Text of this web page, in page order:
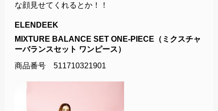
な顔見せてくれるとか！！
ELENDEEK
MIXTURE BALANCE SET ONE-PIECE（ミクスチャ
ーバランスセット ワンピース）
商品番号 511710321901